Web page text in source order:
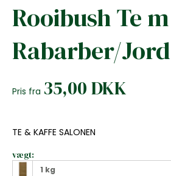
Rooibush Te m
Rabarber/
Pris fra 35,00 DKK
TE & KAFFE SALONEN
vægt:
1 kg